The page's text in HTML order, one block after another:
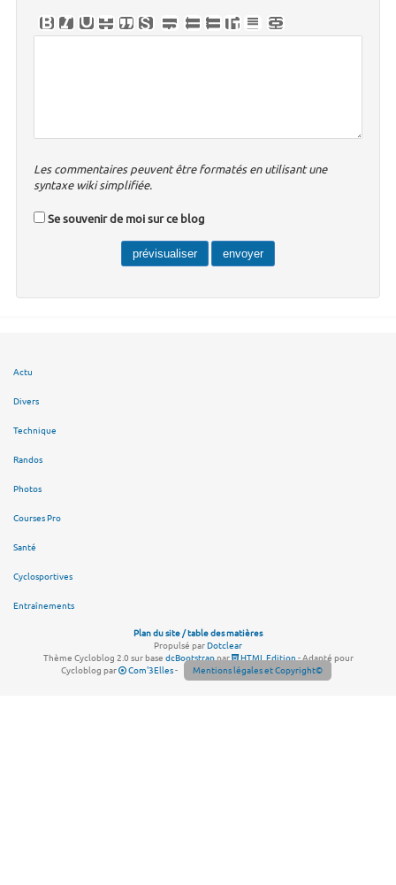
Les commentaires peuvent être formatés en utilisant une
syntaxe wiki simplifiée.
Se souvenir de moi sur ce blog
Actu
Divers
Technique
Randos
Photos
Courses Pro
Santé
Cyclosportives
Entraînements
Plan du site / table des matières
Propulsé parDotclear
Thème Cycloblog 2.0 sur base dcBootstrappar HTML Edition- Adapté pour
Cycloblog par
Com'3Elles- Mentions légales et Copyright©